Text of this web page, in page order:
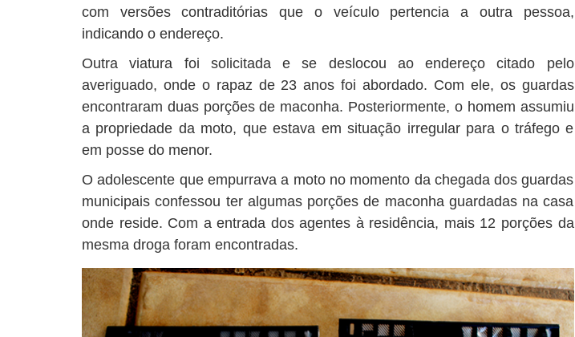
com versões contraditórias que o veículo pertencia a outra pessoa,
indicando o endereço.
Outra viatura foi solicitada e se deslocou ao endereço citado pelo
averiguado, onde o rapaz de 23 anos foi abordado. Com ele, os guardas
encontraram duas porções de maconha. Posteriormente, o homem assumiu
a propriedade da moto, que estava em situação irregular para o tráfego e
em posse do menor.
O adolescente que empurrava a moto no momento da chegada dos guardas
municipais confessou ter algumas porções de maconha guardadas na casa
onde reside. Com a entrada dos agentes à residência, mais 12 porções da
mesma droga foram encontradas.